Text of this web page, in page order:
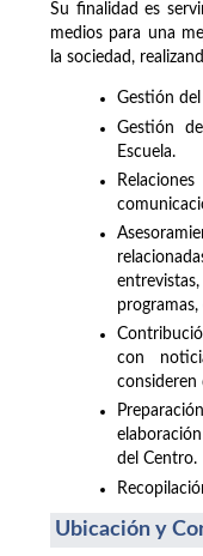
Su finalidad es
medios para una
la sociedad,
Gestión
Gestión
Escuela.
programas,
con
consideren
del Centro.
Ubicación y